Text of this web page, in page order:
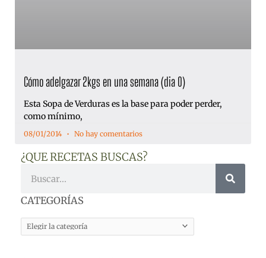
Cómo adelgazar 2kgs en una semana (dia 0)
Esta Sopa de Verduras es la base para poder perder,
como mínimo,
08/01/2014 No hay comentarios
¿QUE RECETAS BUSCAS?
CATEGORÍAS
CATEGORÍAS